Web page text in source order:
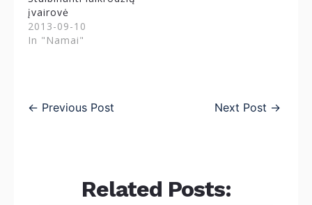
įvairovė
2013-09-10
In "Namai"
← Previous Post Next Post →
Related Posts: